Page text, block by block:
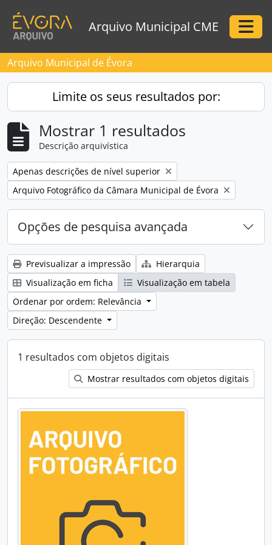
Arquivo Municipal CME
Arquivo Municipal de Évora
Limite os seus resultados por:
Mostrar 1 resultados
Descrição arquivística
Remove filter:
Apenas descrições de nível superior
Remove filter:
Arquivo Fotográfico da Câmara Municipal de Évora
Opções de pesquisa avançada
Previsualizar a impressão
Hierarquia
Visualização em ficha
Visualização em tabela
Ordenar por ordem: Relevância
Direção: Descendente
1 resultados com objetos digitais
Mostrar resultados com objetos digitais